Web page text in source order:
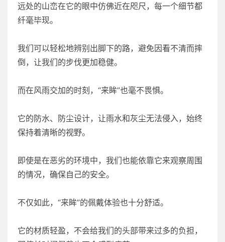
远处的山峦在它的眼中仿佛近在咫尺，每一个细节都
纤毫毕现。
我们可以轻松地辨别出脚下的路，避免因看不清而摔
倒，让我们的步伐更加稳健。
而在风雨交加的时刻，“来眸”也毫不畏惧。
它的防水、防尘设计，让雨水和灰尘无法侵入，始终
保持着清晰的视野。
即使是在恶劣的环境中，我们也能依靠它来观察周围
的情况，确保自己的安全。
不仅如此，“来眸”的佩戴体验也十分舒适。
它的材质轻盈，不会给我们的头部带来过多的负担，